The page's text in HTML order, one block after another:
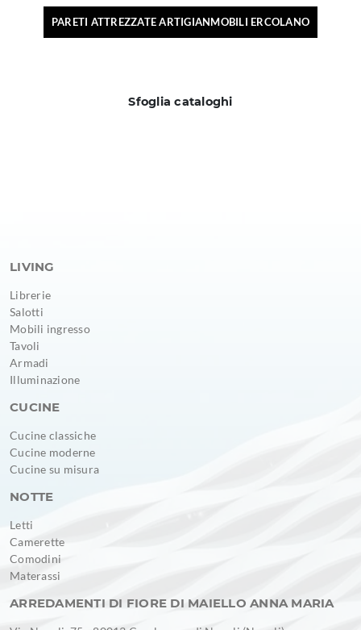
PARETI ATTREZZATE ARTIGIANMOBILI ERCOLANO
Sfoglia cataloghi
LIVING
Librerie
Salotti
Mobili ingresso
Tavoli
Armadi
Illuminazione
CUCINE
Cucine classiche
Cucine moderne
Cucine su misura
NOTTE
Letti
Camerette
Comodini
Materassi
ARREDAMENTI DI FIORE DI MAIELLO ANNA MARIA